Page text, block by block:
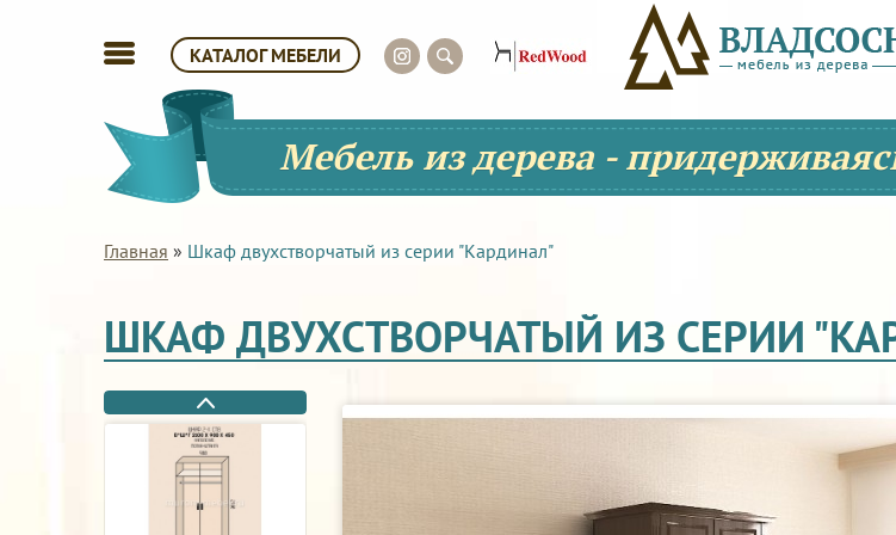
КАТАЛОГ МЕБЕЛИ
Мебель из дерева -
Главная » Шкаф двухстворчатый из серии "Кардинал"
ШКАФ ДВУХСТВОРЧАТЫЙ ИЗ СЕРИИ